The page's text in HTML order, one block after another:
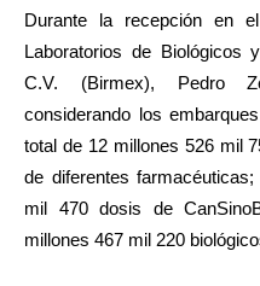
Durante la recepción en
Laboratorios de
C.V. (Birmex), Pedro
considerando los
total de 12 millones 526 mil
de diferentes
mil 470 dosis de
millones 467 mil 220